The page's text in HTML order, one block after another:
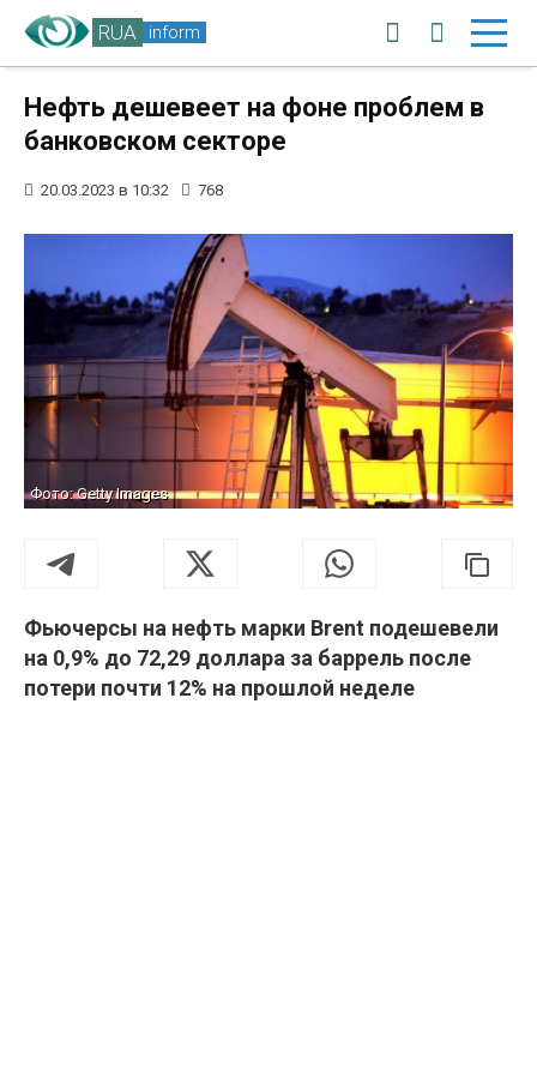
RUA inform
Нефть дешевеет на фоне проблем в
банковском секторе
20.03.2023 в 10:32 768
Фото: Getty Images
Фьючерсы на нефть марки Brent подешевели
на 0,9% до 72,29 доллара за баррель после
потери почти 12% на прошлой неделе